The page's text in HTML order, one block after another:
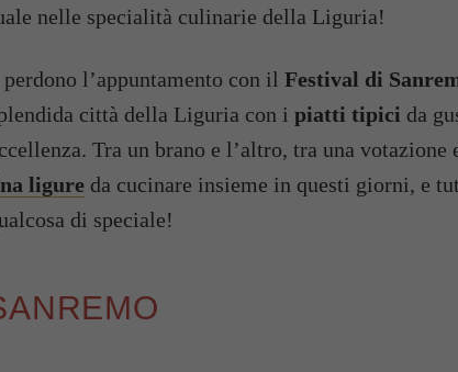
nelle specialità culinarie della Liguria!
l’appuntamento con il Festival di
città della Liguria con i piatti tipici da
Tra un brano e l’altro, tra una votazione
ligure da cucinare insieme in questi giorni, e
di speciale!